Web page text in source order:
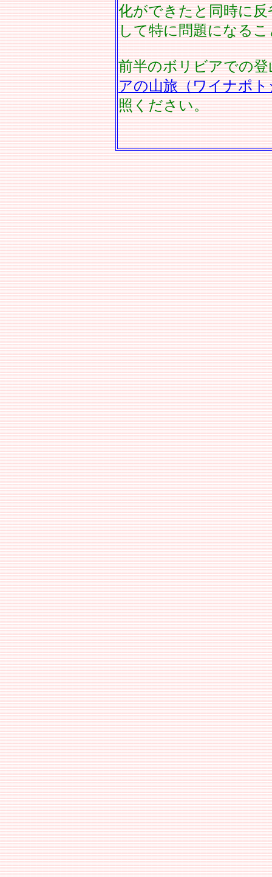
化ができたと同時に
して特に問題になる
前半のボリビアでの
アの山旅（ワイナポ
照ください。